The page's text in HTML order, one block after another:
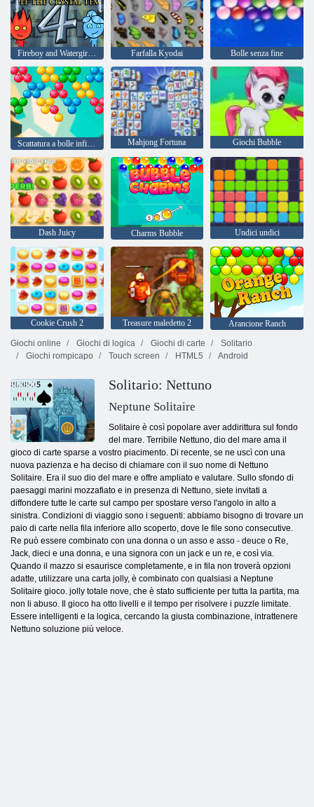
Fireboy and Watergirl 4: Tempio di Cristallo Farfalla Kyodai Bolle senza fine
Mahjong Fortuna Giochi Bubble
Dash Juicy Charms Bubble Undici undici
Cookie Crush 2 Treasure maledetto 2
Arancione Ranch
Giochi online
Giochi di logica Giochi di carte
Solitario
Giochi rompicapo
Touch screen HTML5 Android
Solitario: Nettuno
Neptune Solitaire
Solitaire è così popolare aver addirittura sul fondo
del mare. Terribile Nettuno, dio del mare ama il
gioco di carte sparse a vostro piacimento. Di recente, se ne uscì con una
nuova pazienza e ha deciso di chiamare con il suo nome di Nettuno
Solitaire. Era il suo dio del mare e offre ampliato e valutare. Sullo sfondo di
paesaggi marini mozzafiato e in presenza di Nettuno, siete invitati a
diffondere tutte le carte sul campo per spostare verso l'angolo in alto a
sinistra. Condizioni di viaggio sono i seguenti: abbiamo bisogno di trovare un
paio di carte nella fila inferiore allo scoperto, dove le file sono consecutive.
Re può essere combinato con una donna o un asso e asso - deuce o Re,
Jack, dieci e una donna, e una signora con un jack e un re, e così via.
Quando il mazzo si esaurisce completamente, e in fila non troverà opzioni
adatte, utilizzare una carta jolly, è combinato con qualsiasi a Neptune
Solitaire gioco. jolly totale nove, che è stato sufficiente per tutta la partita, ma
non li abuso. Il gioco ha otto livelli e il tempo per risolvere i puzzle limitate.
Essere intelligenti e la logica, cercando la giusta combinazione, intrattenere
Nettuno soluzione più veloce.